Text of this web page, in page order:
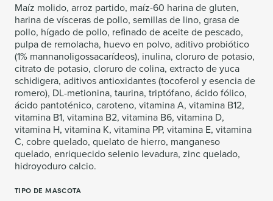
Maíz molido, arroz partido, maíz-60 harina de gluten,
harina de vísceras de pollo, semillas de lino, grasa de
pollo, hígado de pollo, refinado de aceite de pescado,
pulpa de remolacha, huevo en polvo, aditivo probiótico
(1% mannanoligossacarídeos), inulina, cloruro de potasio,
citrato de potasio, cloruro de colina, extracto de yuca
schidigera, aditivos antioxidantes (tocoferol y esencia de
romero), DL-metionina, taurina, triptófano, ácido fólico,
ácido pantoténico, caroteno, vitamina A, vitamina B12,
vitamina B1, vitamina B2, vitamina B6, vitamina D,
vitamina H, vitamina K, vitamina PP, vitamina E, vitamina
C, cobre quelado, quelato de hierro, manganeso
quelado, enriquecido selenio levadura, zinc quelado,
hidroyoduro calcio.
TIPO DE MASCOTA